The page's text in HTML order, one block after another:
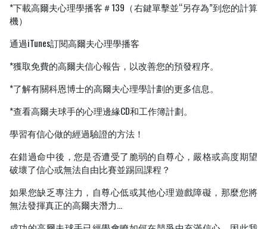
*下載高爾夫心理學播客＃139（右鍵單擊並“另存為”到您的計算
機）
通過iTunes訂閱高爾夫心理學播客
*獲取免費的高爾夫信心報告，以改善您的預發程序。
*了解有關科恩博士的高爾夫心理學計劃的更多信息。
*查看高爾夫球手的心理邊緣CD和工作簿計劃。
學習有信心做的經過驗證的方法！
在錯過命中後，您是否遭受了脆弱的自尊心，嚴格或高度期望
破壞了信心或無法自由比賽並踢回課程？
如果您缺乏專注力，自尊心低或其他心理遊戲障礙，那麼您將
無法發揮真正的高爾夫潛力…